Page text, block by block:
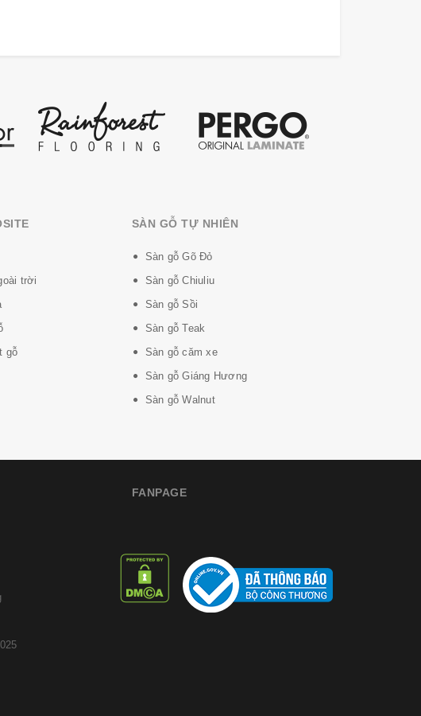
trời
gỗ
SÀN GỖ TỰ NHIÊN
Sàn gỗ Gõ Đỏ
Sàn gỗ Chiuliu
Sàn gỗ Sồi
Sàn gỗ Teak
Sàn gỗ căm xe
Sàn gỗ Giáng Hương
Sàn gỗ Walnut
FANPAGE